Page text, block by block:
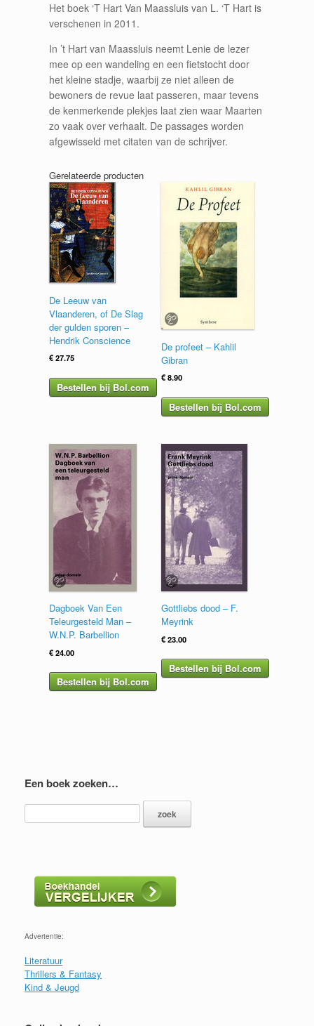
Het boek ‘T Hart Van Maassluis van L. ‘T Hart is
verschenen in 2011.
In ’t Hart van Maassluis neemt Lenie de lezer
mee op een wandeling en een fietstocht door
het kleine stadje, waarbij ze niet alleen de
bewoners de revue laat passeren, maar tevens
de kenmerkende plekjes laat zien waar Maarten
zo vaak over verhaalt. De passages worden
afgewisseld met citaten van de schrijver.
Gerelateerde producten
De Leeuw van
Vlaanderen, of De Slag
der gulden sporen –
Hendrik Conscience
€27.75
Bestellen bij Bol.com
De profeet – Kahlil
Gibran
€8.90
Bestellen bij Bol.com
Dagboek Van Een
Teleurgesteld Man –
W.N.P. Barbellion
€24.00
Bestellen bij Bol.com
Gottliebs dood – F.
Meyrink
€23.00
Bestellen bij Bol.com
Een boek zoeken…
Advertentie:
Literatuur
Thrillers & Fantasy
Kind & Jeugd